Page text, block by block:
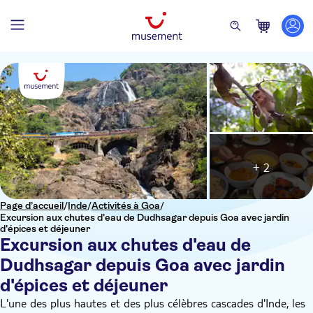
Page d’accueil/Inde/Activités à Goa/
Excursion aux chutes d'eau de Dudhsagar depuis Goa avec jardin
d'épices et déjeuner
Excursion aux chutes d'eau de
Dudhsagar depuis Goa avec jardin
d'épices et déjeuner
+ 2
L'une des plus hautes et des plus célèbres cascades d'Inde, les